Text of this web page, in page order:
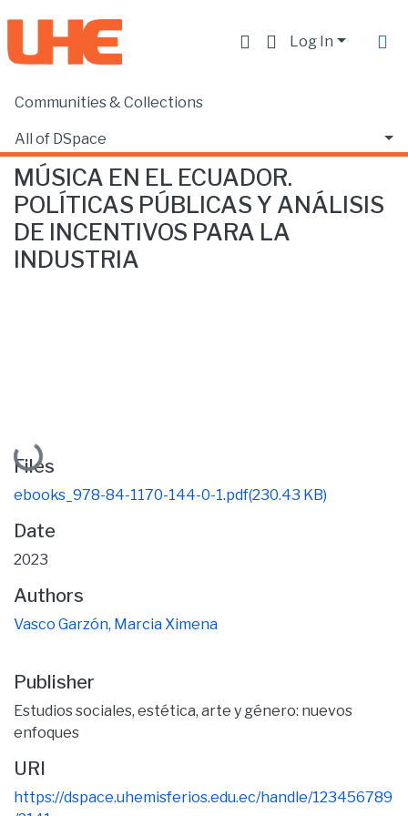
Log In
Communities & Collections
All of DSpace
Statistics
Home
MÚSICA EN EL ECUADOR.
POLÍTICAS PÚBLICAS Y ANÁLISIS
DE INCENTIVOS PARA LA
INDUSTRIA
Loading...
Files
ebooks_978-84-1170-144-0-1.pdf(230.43 KB)
Date
2023
Authors
Vasco Garzón, Marcia Ximena
Publisher
Estudios sociales, estética, arte y género: nuevos
enfoques
URI
https://dspace.uhemisferios.edu.ec/handle/123456789